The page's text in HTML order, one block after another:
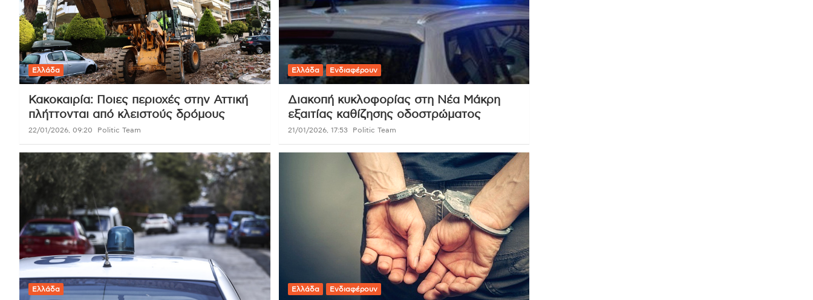
Ελλάδα
Κακοκαιρία: Ποιες περιοχές στην Αττική
πλήττονται από κλειστούς δρόμους
22/01/2026, 09:20 Politic Team
Ελλάδα Ενδιαφέρουν
Διακοπή κυκλοφορίας στη Νέα Μάκρη
εξαιτίας καθίζησης οδοστρώματος
21/01/2026, 17:53 Politic Team
Ελλάδα Ελλάδα Ενδιαφέρουν